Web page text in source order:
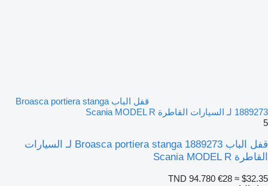
قفل الباب Broasca portiera stanga
1889273 لـ السيارات القاطرة Scania MODEL R
5
قفل الباب Broasca portiera stanga 1889273 لـ السيارات
القاطرة Scania MODEL R
TND 94.780 €28 ≈ $32.35